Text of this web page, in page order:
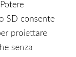
SD consente
proiettare
senza